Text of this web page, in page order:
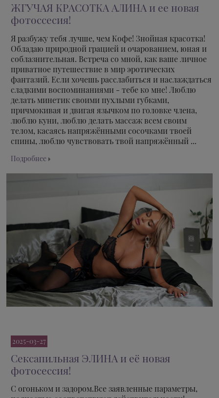
ЖГУЧАЯ КРАСОТКА АЛИНА и ее новая
фотоссесия!
Я разбужу тебя лучше, чем Кофе! Знойная красотка!
Обладаю природной грацией и очарованием, юная и
соблазнительная. Встреча со мной, как ваше личное
приватное путешествие в мир эротических
фантазий. Если хочешь расслабиться и наслаждаться
сладкими воспоминаниями - тебе ко мне! Люблю
делать минетик своими пухлыми губками,
причмокивая и двигая язычком по головке члена,
люблю куни, люблю делать массаж всем своим
телом, касаясь напряжёнными сосочками твоей
спины, люблю чувствовать твой напряжённый ...
Подробнее
2025-03-27
Сексапильная ЭЛИНА и её новая
фотосессия!
С огоньком и задором.Все заявленные параметры,